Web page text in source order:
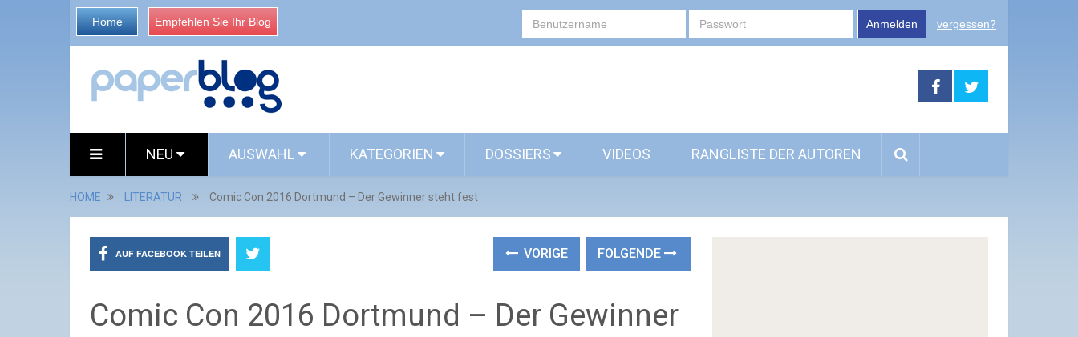
Home Empfehlen Sie Ihr Blog Anmelden vergessen?
NEU AUSWAHL KATEGORIEN DOSSIERS VIDEOS RANGLISTE DER AUTOREN
HOME LITERATUR Comic Con 2016 Dortmund – Der Gewinner steht fest
AUF FACEBOOK TEILEN VORIGE FOLGENDE
Comic Con 2016 Dortmund – Der Gewinner